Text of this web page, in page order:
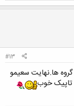
#13
ها.نهایت سعیمو
تاپیک خوب